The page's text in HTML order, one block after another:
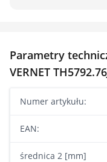
Parametry
VERNET
Numer artykułu:
EAN:
średnica 2 [mm]